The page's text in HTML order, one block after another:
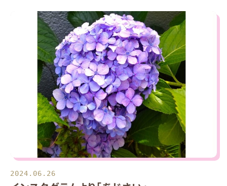
2024.06.26